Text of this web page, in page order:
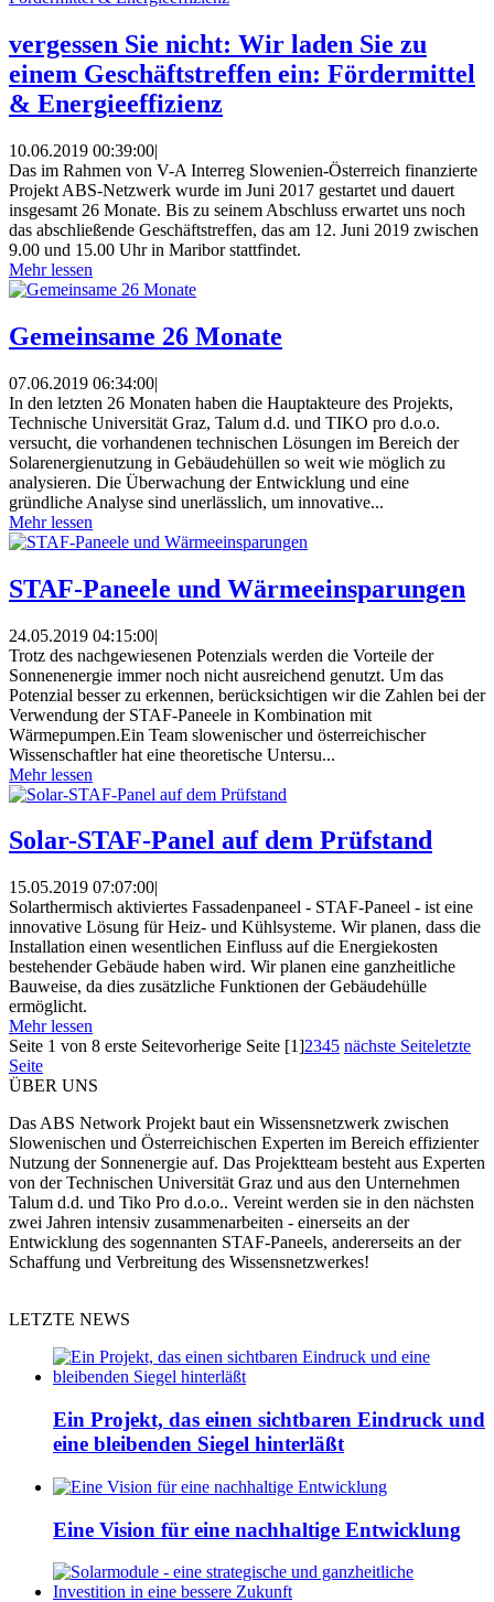
vergessen Sie nicht: Wir laden Sie zu
einem Geschäftstreffen ein: Fördermittel
& Energieeffizienz
10.06.2019 00:39:00|
Das im Rahmen von V-A Interreg Slowenien-Österreich finanzierte
Projekt ABS-Netzwerk wurde im Juni 2017 gestartet und dauert
insgesamt 26 Monate. Bis zu seinem Abschluss erwartet uns noch
das abschließende Geschäftstreffen, das am 12. Juni 2019 zwischen
9.00 und 15.00 Uhr in Maribor stattfindet.
Mehr lessen
Gemeinsame 26 Monate
07.06.2019 06:34:00|
In den letzten 26 Monaten haben die Hauptakteure des Projekts,
Technische Universität Graz, Talum d.d. und TIKO pro d.o.o.
versucht, die vorhandenen technischen Lösungen im Bereich der
Solarenergienutzung in Gebäudehüllen so weit wie möglich zu
analysieren. Die Überwachung der Entwicklung und eine
gründliche Analyse sind unerlässlich, um innovative...
Mehr lessen
STAF-Paneele und Wärmeeinsparungen
24.05.2019 04:15:00|
Trotz des nachgewiesenen Potenzials werden die Vorteile der
Sonnenenergie immer noch nicht ausreichend genutzt. Um das
Potenzial besser zu erkennen, berücksichtigen wir die Zahlen bei der
Verwendung der STAF-Paneele in Kombination mit
Wärmepumpen.Ein Team slowenischer und österreichischer
Wissenschaftler hat eine theoretische Untersu...
Mehr lessen
Solar-STAF-Panel auf dem Prüfstand
15.05.2019 07:07:00|
Solarthermisch aktiviertes Fassadenpaneel - STAF-Paneel - ist eine
innovative Lösung für Heiz- und Kühlsysteme. Wir planen, dass die
Installation einen wesentlichen Einfluss auf die Energiekosten
bestehender Gebäude haben wird. Wir planen eine ganzheitliche
Bauweise, da dies zusätzliche Funktionen der Gebäudehülle
ermöglicht.
Mehr lessen
Seite 1 von 8 erste Seitevorherige Seite [1]2345 nächste Seiteletzte
Seite
ÜBER UNS
Das ABS Network Projekt baut ein Wissensnetzwerk zwischen
Slowenischen und Österreichischen Experten im Bereich effizienter
Nutzung der Sonnenergie auf. Das Projektteam besteht aus Experten
von der Technischen Universität Graz und aus den Unternehmen
Talum d.d. und Tiko Pro d.o.o.. Vereint werden sie in den nächsten
zwei Jahren intensiv zusammenarbeiten - einerseits an der
Entwicklung des sogennanten STAF-Paneels, andererseits an der
Schaffung und Verbreitung des Wissensnetzwerkes!
LETZTE NEWS
Ein Projekt, das einen sichtbaren Eindruck und
eine bleibenden Siegel hinterläßt
Eine Vision für eine nachhaltige Entwicklung